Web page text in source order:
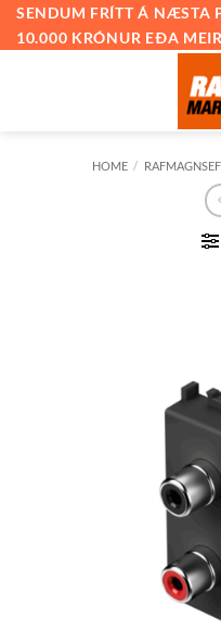
SkipSENDUM FRÍTT Á NÆSTA
10.000 KRÓNUR EÐA
HOME /